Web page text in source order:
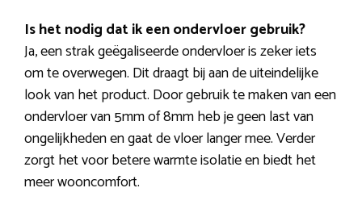
Is het nodig dat ik een ondervloer gebruik?
Ja, een strak geëgaliseerde ondervloer is zeker iets
om te overwegen. Dit draagt bij aan de uiteindelijke
look van het product. Door gebruik te maken van een
ondervloer van 5mm of 8mm heb je geen last van
ongelijkheden en gaat de vloer langer mee. Verder
zorgt het voor betere warmte isolatie en biedt het
meer wooncomfort.